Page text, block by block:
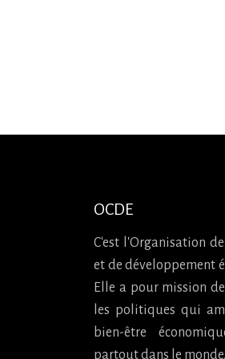
OCDE
C'est l'Organisation
et de développement
Elle a pour mission
les politiques qui
bien-être
partout dans le monde.